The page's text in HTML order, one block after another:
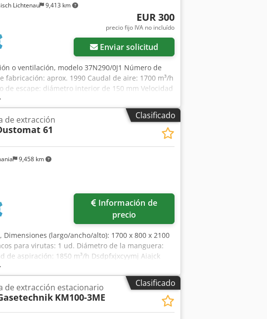
Lichtenau 9,413 km
EUR 300
precio fijo IVA no incluído
Enviar solicitud
o ventilación, modelo 37N290/0J1 Número de
aprox. 1990 Caudal de aire: 1700 m³/h
escape: diámetro interior de 150 mm Velocidad
a la red: 400 voltios, 50 Hz - Carcasa de
- Diseño muy robusto Dimensiones (largo x
estado Ideal para la extracción de humos de
Precio por unidad.
Clasificado
9,458 km
de extracción
61
precio
, Dimensiones (largo/ancho/alto): 1700 x 800 x 2100
para virutas: 1 ud. Diámetro de la manguera:
de aspiración: 1850 m³/h Dsdpfxjxcyymj Aiajck
en buen estado, disponible de inmediato y
del vendedor. DESCRIPCIÓN: - Separador
el funcionamiento - Móvil - Adecuado para la
1,7 (ancho) x 0,8 (profundidad) x 2,1 m (altura)
Clasificado
de extracción estacionario
KM100-3ME